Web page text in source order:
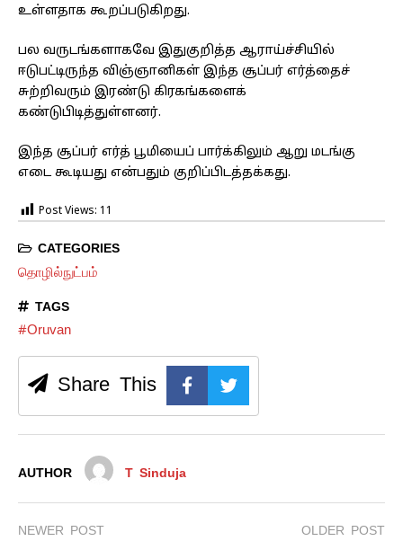
உள்ளதாக கூறப்படுகிறது.
பல வருடங்களாகவே இதுகுறித்த ஆராய்ச்சியில்
ஈடுபட்டிருந்த விஞ்ஞானிகள் இந்த சூப்பர் எர்த்தைச்
சுற்றிவரும் இரண்டு கிரகங்களைக்
கண்டுபிடித்துள்ளனர்.
இந்த சூப்பர் எர்த் பூமியைப் பார்க்கிலும் ஆறு மடங்கு
எடை கூடியது என்பதும் குறிப்பிடத்தக்கது.
Post Views: 11
CATEGORIES
தொழில்நுட்பம்
TAGS
#Oruvan
Share This
AUTHOR T Sinduja
NEWER POST OLDER POST